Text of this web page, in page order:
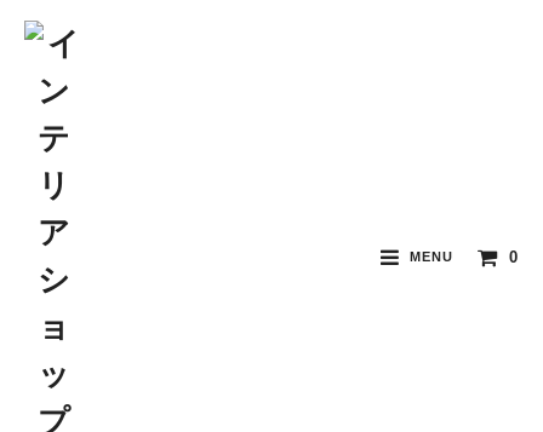
MENU 0